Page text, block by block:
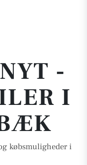
-
I
købsmuligheder i